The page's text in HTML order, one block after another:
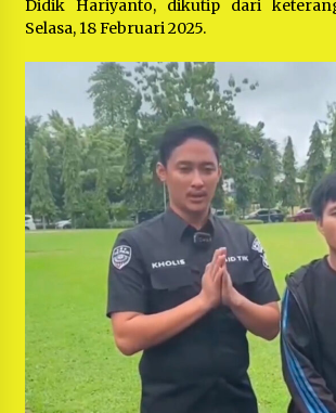
Didik Hariyanto, dikutip dari
Selasa, 18 Februari 2025.